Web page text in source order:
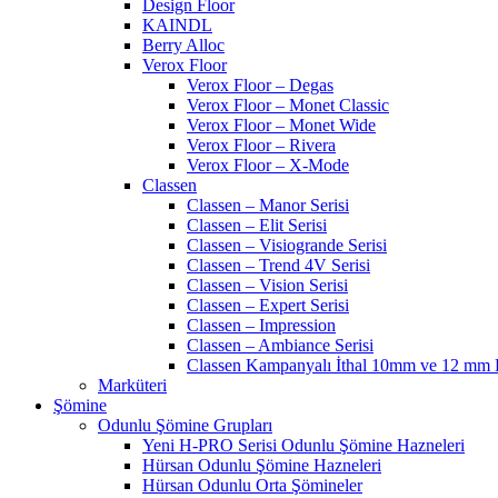
Design Floor
KAINDL
Berry Alloc
Verox Floor
Verox Floor – Degas
Verox Floor – Monet Classic
Verox Floor – Monet Wide
Verox Floor – Rivera
Verox Floor – X-Mode
Classen
Classen – Manor Serisi
Classen – Elit Serisi
Classen – Visiogrande Serisi
Classen – Trend 4V Serisi
Classen – Vision Serisi
Classen – Expert Serisi
Classen – Impression
Classen – Ambiance Serisi
Classen Kampanyalı İthal 10mm ve 12 mm
Marküteri
Şömine
Odunlu Şömine Grupları
Yeni H-PRO Serisi Odunlu Şömine Hazneleri
Hürsan Odunlu Şömine Hazneleri
Hürsan Odunlu Orta Şömineler